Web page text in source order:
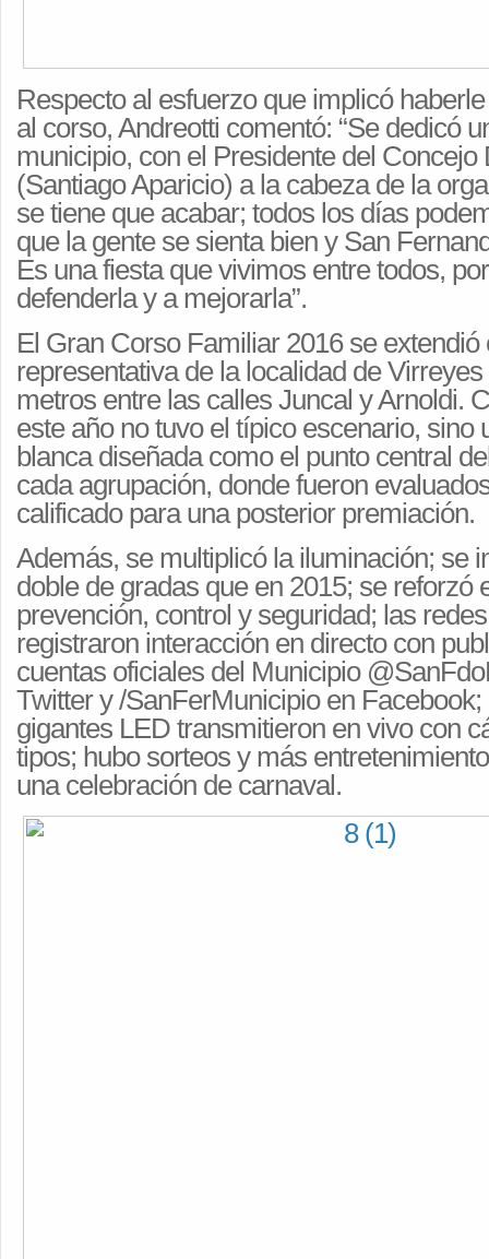
Respecto al esfuerzo que implicó
al corso, Andreotti comentó: “Se dedicó
municipio, con el Presidente del Concejo
(Santiago Aparicio) a la cabeza de la
se tiene que acabar; todos los días
que la gente se sienta bien y San
Es una fiesta que vivimos entre todos,
defenderla y a mejorarla”.
El Gran Corso Familiar 2016 se
representativa de la localidad de
metros entre las calles Juncal y Arnoldi.
este año no tuvo el típico escenario, sino
blanca diseñada como el punto central
cada agrupación, donde fueron
calificado para una posterior premiación.
Además, se multiplicó la iluminación; se
doble de gradas que en 2015; se reforzó
prevención, control y seguridad; las
registraron interacción en directo con
cuentas oficiales del Municipio
Twitter y /SanFerMunicipio en Facebook;
gigantes LED transmitieron en vivo con
tipos; hubo sorteos y más
una celebración de carnaval.